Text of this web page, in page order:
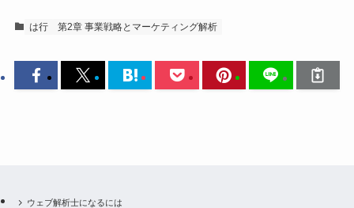
は行 第2章 事業戦略とマーケティング解析
ウェブ解析士になるには